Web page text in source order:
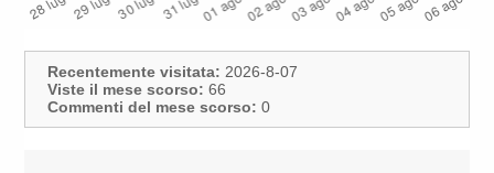
Recentemente visitata: 2026-8-07
Viste il mese scorso: 66
Commenti del mese scorso: 0